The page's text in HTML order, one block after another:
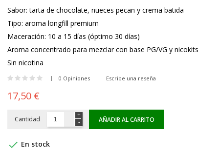
Sabor: tarta de chocolate, nueces pecan y crema batida
Tipo: aroma longfill premium
Maceración: 10 a 15 días (óptimo 30 días)
Aroma concentrado para mezclar con base PG/VG y nicokits
Sin nicotina
0 Opiniones Escribe una reseña
17,50 €
Cantidad AÑADIR AL CARRITO
 En stock